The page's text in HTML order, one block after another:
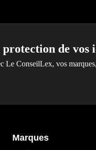
de vos
Le ConseilLex, vos
Marques